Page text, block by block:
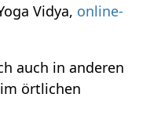
Vidya, online-
auch in anderen
örtlichen